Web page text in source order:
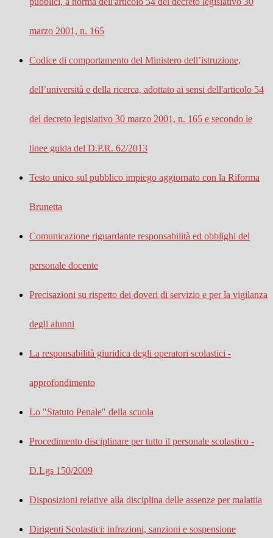
marzo 2001, n. 165
Codice di comportamento del Ministero dell’istruzione,
dell’università e della ricerca, adottato ai sensi dell'articolo 54
del decreto legislativo 30 marzo 2001, n. 165 e secondo le
linee guida del D.P.R. 62/2013
Testo unico sul pubblico impiego aggiornato con la Riforma
Brunetta
Comunicazione riguardante responsabilità ed obblighi del
personale docente
Precisazioni su rispetto dei doveri di servizio e per la vigilanza
degli alunni
La responsabilità giuridica degli operatori scolastici -
approfondimento
Lo "Statuto Penale" della scuola
Procedimento disciplinare per tutto il personale scolastico -
D.Lgs 150/2009
Disposizioni relative alla disciplina delle assenze per malattia
Dirigenti Scolastici: infrazioni, sanzioni e sospensione